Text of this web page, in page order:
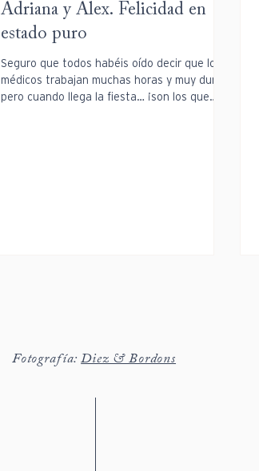
Adriana y Alex. Felicidad en
estado puro
Seguro que todos habéis oído decir que los
médicos trabajan muchas horas y muy duro,
pero cuando llega la fiesta… ¡son los que
Fotografía:Diez & Bordons